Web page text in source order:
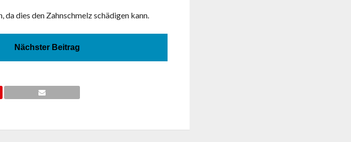
dies den Zahnschmelz schädigen kann.
Nächster Beitrag